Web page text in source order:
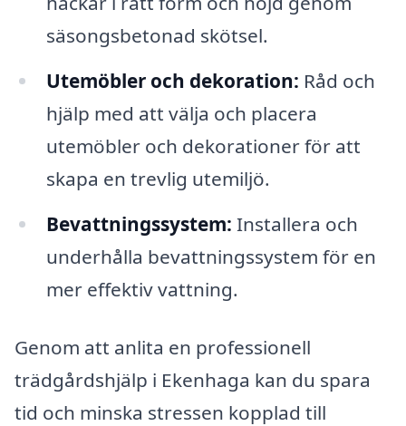
säsongsbetonad skötsel.
Utemöbler och dekoration: Råd och
hjälp med att välja och placera
utemöbler och dekorationer för att
skapa en trevlig utemiljö.
Bevattningssystem: Installera och
underhålla bevattningssystem för en
mer effektiv vattning.
Genom att anlita en professionell
trädgårdshjälp i Ekenhaga kan du spara
tid och minska stressen kopplad till